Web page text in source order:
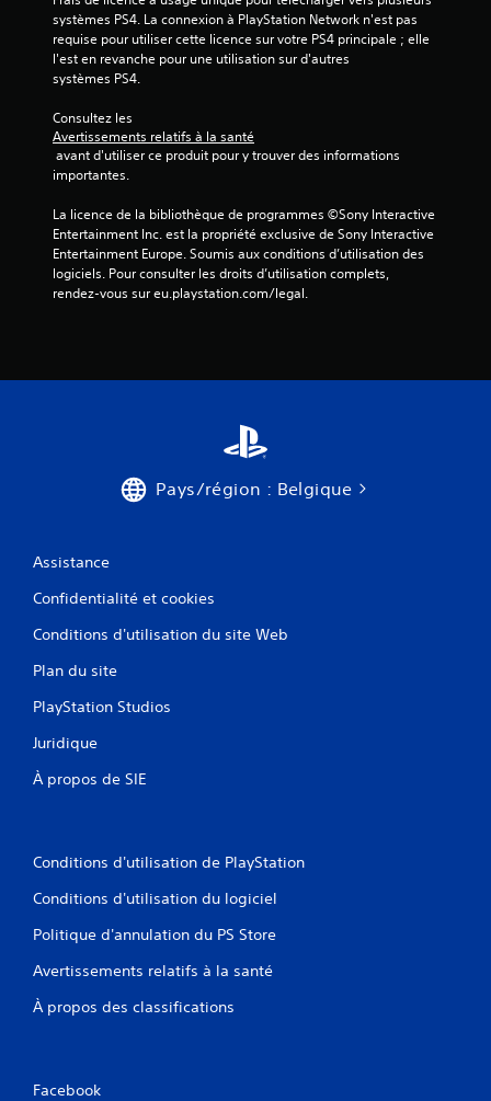
systèmes PS4. La connexion à PlayStation Network n'est pas
requise pour utiliser cette licence sur votre PS4 principale ; elle
l'est en revanche pour une utilisation sur d'autres
systèmes PS4.
Consultez les
Avertissements relatifs à la santé
importantes.
La licence de la bibliothèque de programmes ©Sony Interactive
Entertainment Inc. est la propriété exclusive de Sony Interactive
Entertainment Europe. Soumis aux conditions d’utilisation des
logiciels. Pour consulter les droits d’utilisation complets,
rendez-vous sur eu.playstation.com/legal.
Pays/région : Belgique
Assistance
Confidentialité et cookies
Conditions d'utilisation du site Web
Plan du site
PlayStation Studios
Juridique
À propos de SIE
Conditions d'utilisation de PlayStation
Conditions d'utilisation du logiciel
Politique d'annulation du PS Store
Avertissements relatifs à la santé
À propos des classifications
Facebook